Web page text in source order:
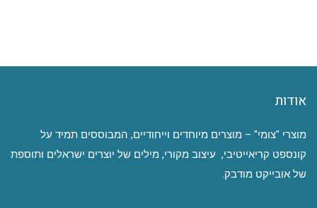
אודות
מוצרי "צומי" – מוצרים מיוחדים וייחודיים, המבוססים תמיד על
קונספט קריאייטיבי, עיצוב מקורי, מילים של יוצרים ישראלים ותוספת
של אובייקט מודבק.